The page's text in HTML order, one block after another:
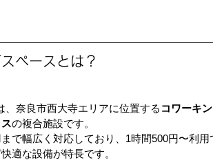
ペースとは？
、奈良市西大寺エリアに位置する コワーキ
の複合施設です。
で幅広く対応しており、1時間500円〜利
適な設備が特長です。